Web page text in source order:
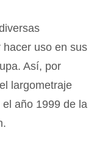
uso en sus
Así, por
largometraje
año 1999 de la